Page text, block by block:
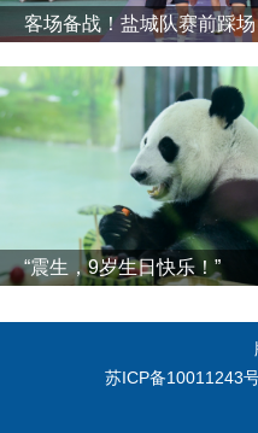
客场备战！盐城队赛前踩场
“震生，9岁生日快乐！”
苏ICP备10011243